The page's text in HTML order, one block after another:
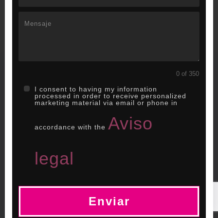
0 of 350
I consent to having my information
processed in order to receive personalized
marketing material via email or phone in
accordance with the Aviso
legal
Enviar
garantizar el funcionamiento de la web, medir su
uso y mejorar nuestros servicios. Puede aceptar
todas las cookies, rechazar las no necesarias o
configurar sus preferencias. Política de cookies
Configurar